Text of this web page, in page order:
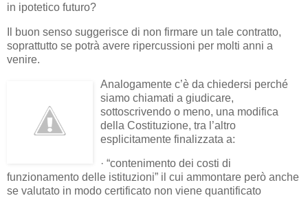
in ipotetico futuro?
Il buon senso suggerisce di non firmare un tale contratto,
soprattutto se potrà avere ripercussioni per molti anni a
venire.
Analogamente c’è da chiedersi perché
siamo chiamati a giudicare,
sottoscrivendo o meno, una modifica
della Costituzione, tra l’altro
esplicitamente finalizzata a:
· “contenimento dei costi di
funzionamento delle istituzioni” il cui ammontare però anche
se valutato in modo certificato non viene quantificato